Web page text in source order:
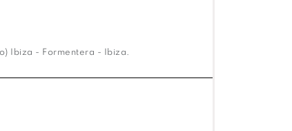
Ibiza - Formentera - Ibiza.